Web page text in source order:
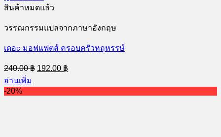
สินค้าหมดแล้ว
วรรณกรรมแปลจากภาษาอังกฤษ
เดอะ มอฟแฟตส์ ครอบครัวหฤหรรษ์
240.00฿ Original
price
240.00 ฿.
192.00 ฿
price
192.00 ฿.
อ่านเพิ่ม
-20%